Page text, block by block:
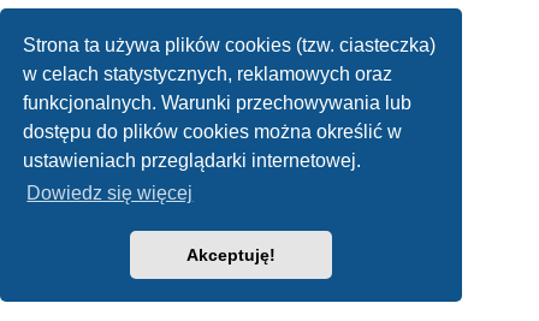
Strona ta używa plików cookies (tzw. ciasteczka)
w celach statystycznych, reklamowych oraz
funkcjonalnych. Warunki przechowywania lub
dostępu do plików cookies można określić w
ustawieniach przeglądarki internetowej.
Dowiedz się więcej
Akceptuję!